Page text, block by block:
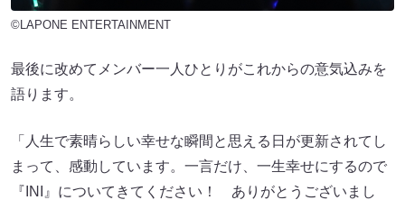
©LAPONE ENTERTAINMENT
最後に改めてメンバー一人ひとりがこれからの意気込みを
語ります。
「人生で素晴らしい幸せな瞬間と思える日が更新されてし
まって、感動しています。一言だけ、一生幸せにするので
『INI』についてきてください！ ありがとうございまし